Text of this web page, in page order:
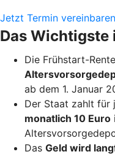
Jetzt Termin vereinbaren
Das Wichtigste
Die Frühstart-
ab dem 1. Januar
Der Staat zahlt für
monatlich 10 Euro
Das Geld wird